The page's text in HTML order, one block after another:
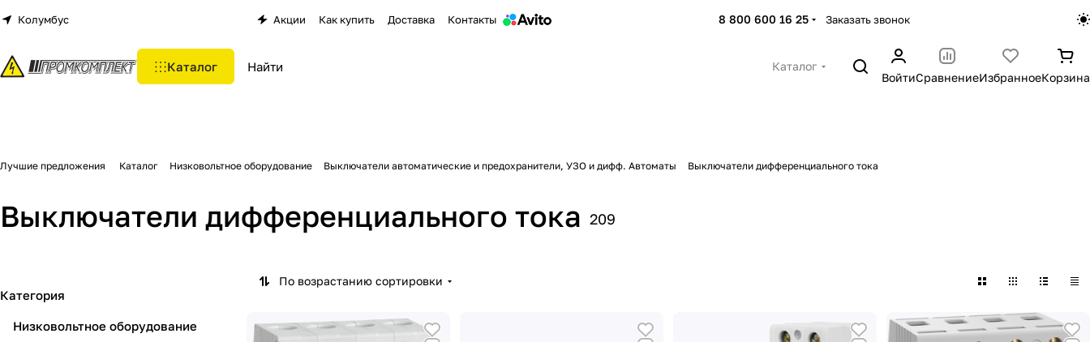
Колумбус Акции Как купить Доставка Контакты 8 800 600 16 25 Заказать звонок
Каталог
Каталог
ВойтиСравнениеИзбранноеКорзина
Лучшие предложения Каталог Низковольтное оборудование Выключатели автоматические и предохранители, УЗО и дифф. Автоматы Выключатели дифференциального тока
Выключатели дифференциального тока 209
По возрастанию сортировки
Категория
Низковольтное оборудование